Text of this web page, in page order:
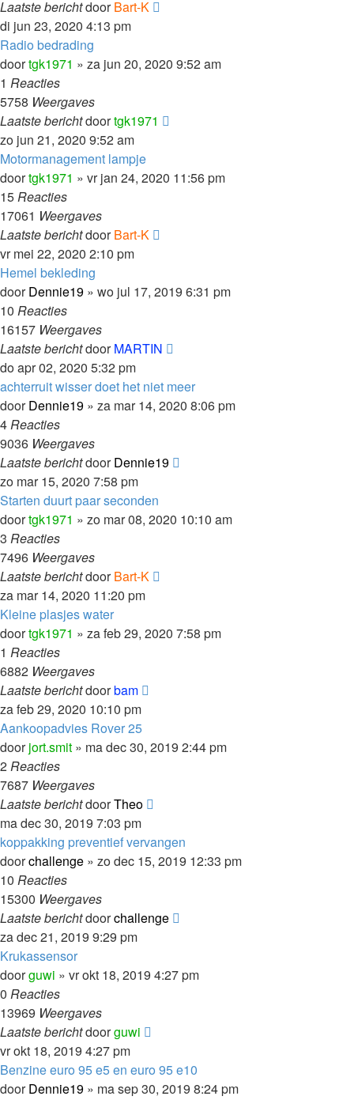
Laatste berichtdoorBart-K
di jun 23, 2020 4:13 pm
Radio bedrading
doortgk1971 » za jun 20, 2020 9:52 am
1 Reacties
5758 Weergaves
Laatste berichtdoortgk1971
zo jun 21, 2020 9:52 am
Motormanagement lampje
doortgk1971 » vr jan 24, 2020 11:56 pm
15Reacties
17061 Weergaves
Laatste berichtdoorBart-K
vr mei 22, 2020 2:10 pm
Hemel bekleding
doorDennie19 » wo jul 17, 2019 6:31 pm
10 Reacties
16157 Weergaves
Laatste berichtdoorMARTIN
do apr 02, 2020 5:32 pm
achterruit wisser doet het niet meer
doorDennie19 » za mar 14, 2020 8:06 pm
4Reacties
9036 Weergaves
Laatste berichtdoorDennie19
zo mar 15, 2020 7:58 pm
Starten duurt paar seconden
doortgk1971 » zo mar 08, 2020 10:10 am
3 Reacties
7496 Weergaves
Laatste berichtdoorBart-K
za mar 14, 2020 11:20 pm
Kleine plasjes water
doortgk1971 » za feb 29, 2020 7:58 pm
1 Reacties
6882 Weergaves
Laatste berichtdoorbam
za feb 29, 2020 10:10 pm
Aankoopadvies Rover 25
doorjort.smit » ma dec 30, 2019 2:44 pm
2Reacties
7687 Weergaves
Laatste berichtdoorTheo
ma dec 30, 2019 7:03 pm
koppakking preventief vervangen
doorchallenge » zo dec 15, 2019 12:33 pm
10 Reacties
15300 Weergaves
Laatste berichtdoorchallenge
za dec 21, 2019 9:29 pm
Krukassensor
doorguwi » vr okt 18, 2019 4:27 pm
0 Reacties
13969 Weergaves
Laatste berichtdoorguwi
vr okt 18, 2019 4:27 pm
Benzine euro 95 e5 en euro 95 e10
doorDennie19 » ma sep 30, 2019 8:24 pm